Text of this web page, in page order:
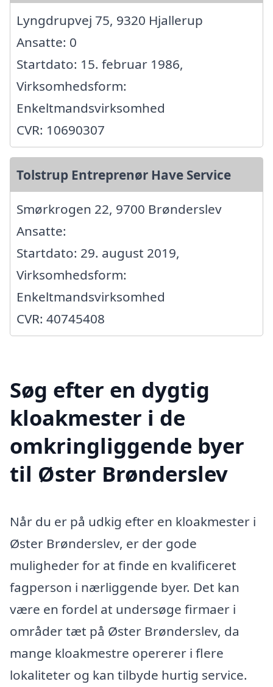
Lyngdrupvej 75, 9320 Hjallerup
Ansatte: 0
Startdato: 15. februar 1986,
Virksomhedsform:
Enkeltmandsvirksomhed
CVR: 10690307
Tolstrup Entreprenør Have Service
Smørkrogen 22, 9700 Brønderslev
Ansatte:
Startdato: 29. august 2019,
Virksomhedsform:
Enkeltmandsvirksomhed
CVR: 40745408
Søg efter en dygtig
kloakmester i de
omkringliggende byer
til Øster Brønderslev
Når du er på udkig efter en kloakmester i
Øster Brønderslev, er der gode
muligheder for at finde en kvalificeret
fagperson i nærliggende byer. Det kan
være en fordel at undersøge firmaer i
områder tæt på Øster Brønderslev, da
mange kloakmestre opererer i flere
lokaliteter og kan tilbyde hurtig service.